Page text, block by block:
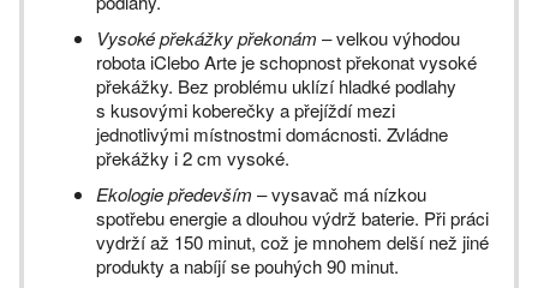
Vysoké překážky překonám – velkou výhodou
robota iClebo Arte je schopnost překonat vysoké
překážky. Bez problému uklízí hladké podlahy
s kusovými koberečky a přejíždí mezi
jednotlivými místnostmi domácnosti. Zvládne
překážky i 2 cm vysoké.
Ekologie především – vysavač má nízkou
spotřebu energie a dlouhou výdrž baterie. Při práci
vydrží až 150 minut, což je mnohem delší než jiné
produkty a nabíjí se pouhých 90 minut.